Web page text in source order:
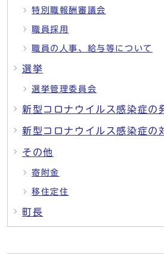
特別職報酬審議会
職員採用
職員の人事、給与等について
選挙
選挙管理委員会
新型コロナウイルス感染症の
新型コロナウイルス感染症の
その他
寄附金
移住定住
町長